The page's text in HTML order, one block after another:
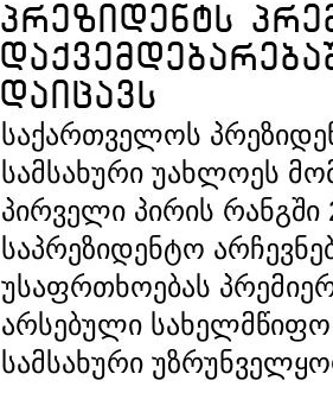
პრეზიდენტს
დაიცავს
საქართველოს
სამსახური უახლოეს
პირველი პირის
საპრეზიდენტო
უსაფრთხოებას
არსებული
სამსახური